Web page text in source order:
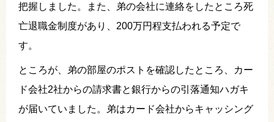
把握しました。また、弟の会社に連絡をしたところ死
亡退職金制度があり、200万円程支払われる予定で
す。
ところが、弟の部屋のポストを確認したところ、カー
ド会社2社からの請求書と銀行からの引落通知ハガキ
が届いていました。弟はカード会社からキャッシング